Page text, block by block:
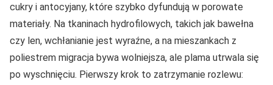
cukry i antocyjany, które szybko dyfundują w porowate
materiały. Na tkaninach hydrofilowych, takich jak bawełna
czy len, wchłanianie jest wyraźne, a na mieszankach z
poliestrem migracja bywa wolniejsza, ale plama utrwala się
po wyschnięciu. Pierwszy krok to zatrzymanie rozlewu: